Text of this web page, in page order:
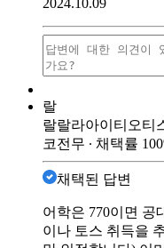
랄
랄랄라아이티 오티
코전무 ∙ 채택률 100
채택된 답변
어학은 770이면 공
이나 토스 취득을